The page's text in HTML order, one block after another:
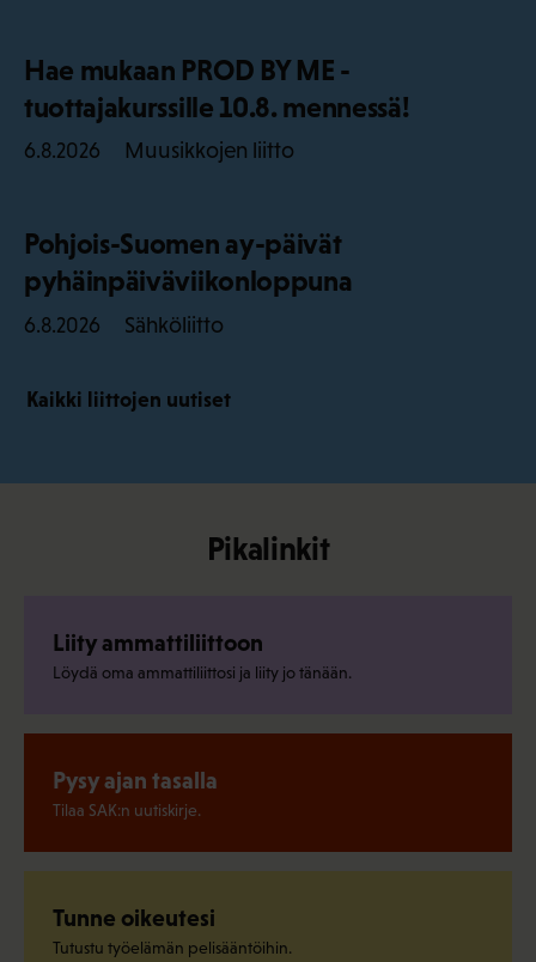
Hae mukaan PROD BY ME -
tuottajakurssille 10.8. mennessä!
6.8.2026 Muusikkojen liitto
Pohjois-Suomen ay-päivät
pyhäinpäiväviikonloppuna
6.8.2026 Sähköliitto
Kaikki liittojen uutiset
Pikalinkit
Liity ammattiliittoon
Löydä oma ammattiliittosi ja liity jo tänään.
Pysy ajan tasalla
Tilaa SAK:n uutiskirje.
Tunne oikeutesi
Tutustu työelämän pelisääntöihin.